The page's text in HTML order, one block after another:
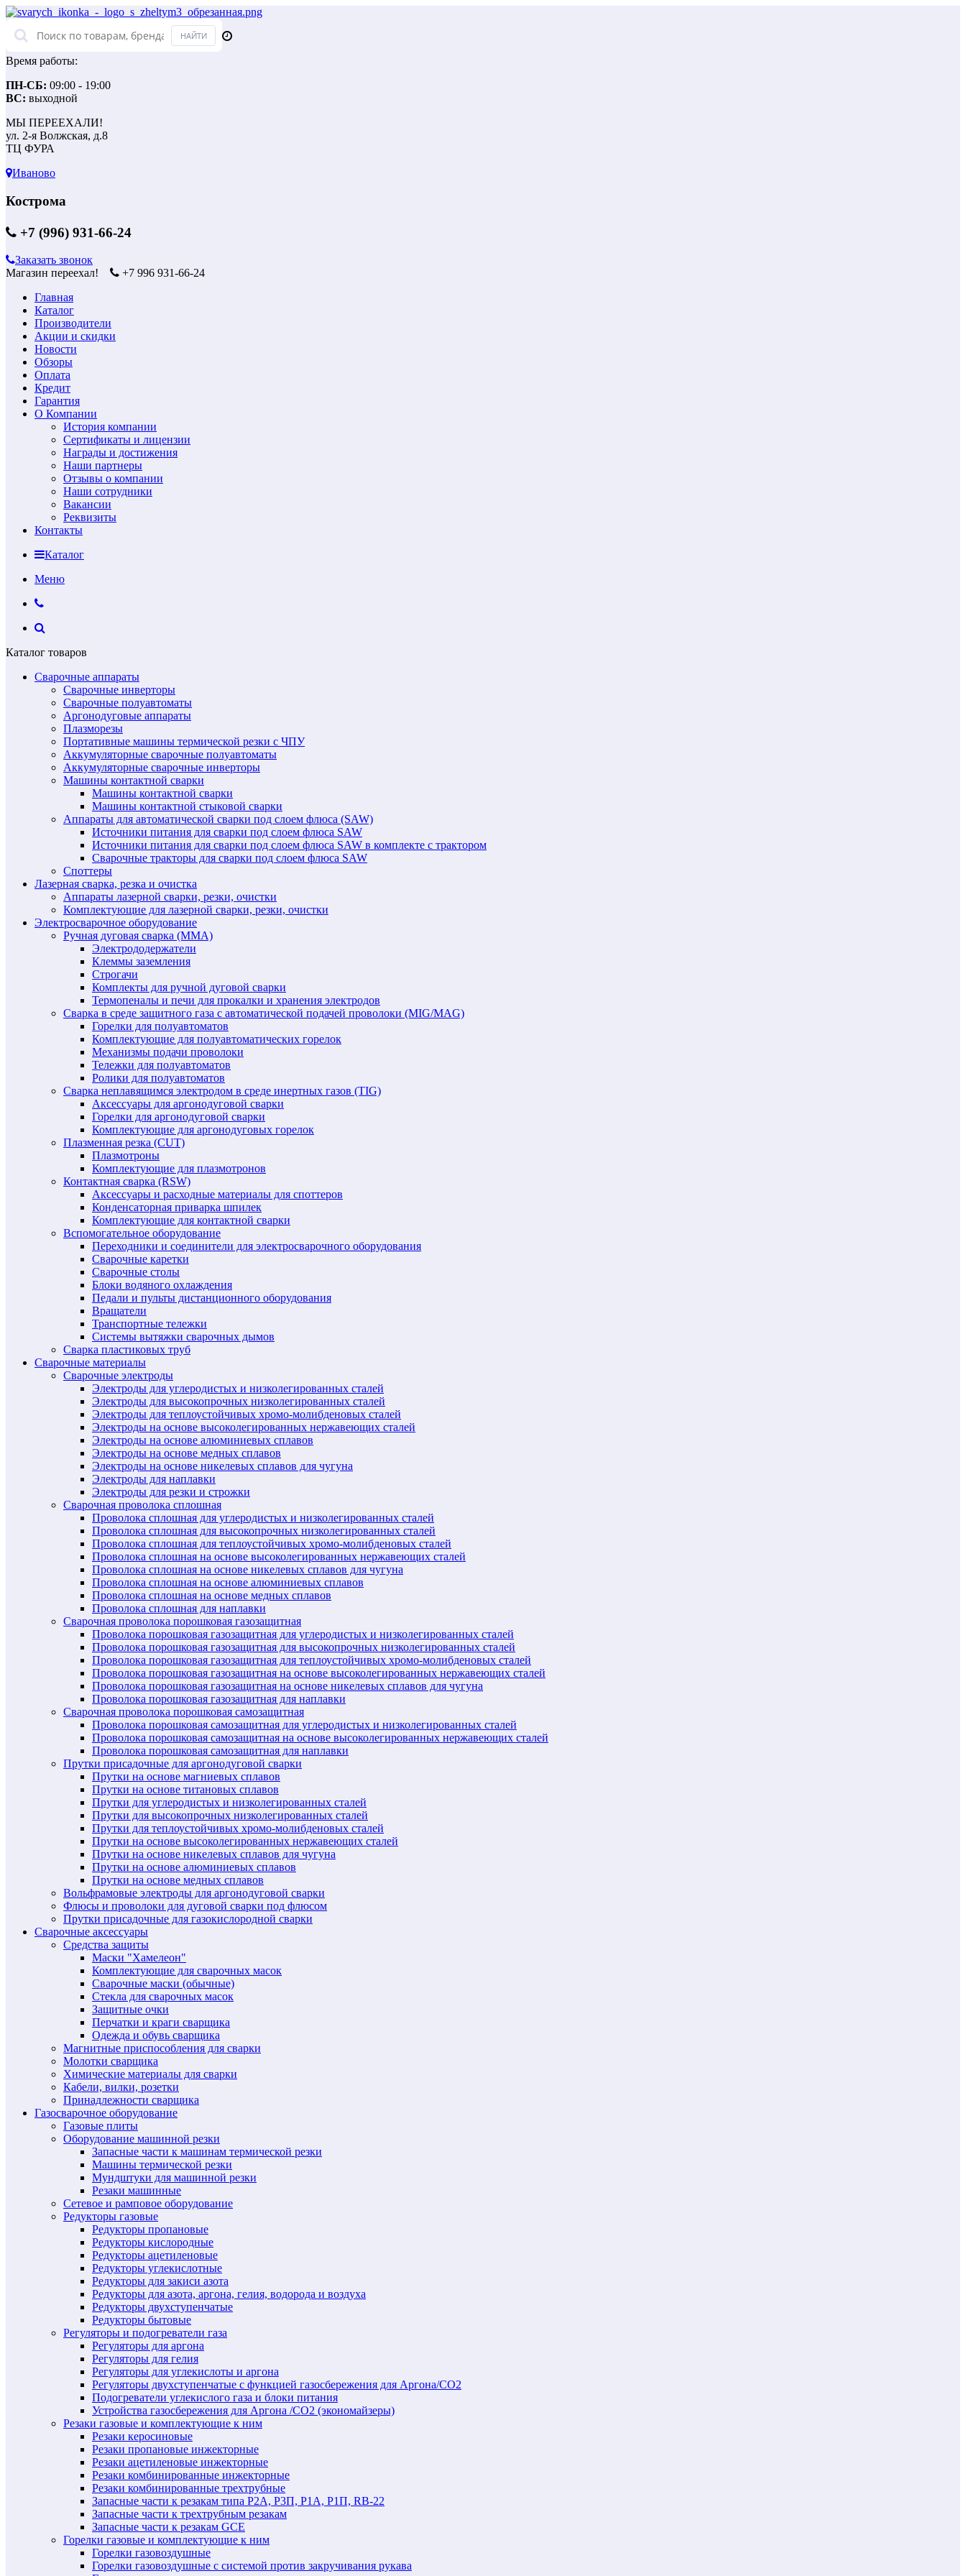
Время работы:
ПН-СБ: 09:00 - 19:00
ВС: выходной
МЫ ПЕРЕЕХАЛИ!
ул. 2-я Волжская, д.8
ТЦ ФУРА
Иваново
Кострома
+7 (996) 931-66-24
Заказать звонок
Магазин переехал!
+7 996 931-66-24
Главная
Каталог
Производители
Акции и скидки
Новости
Обзоры
Оплата
Кредит
Гарантия
О Компании
История компании
Сертификаты и лицензии
Награды и достижения
Наши партнеры
Отзывы о компании
Наши сотрудники
Вакансии
Реквизиты
Контакты
Каталог
Меню
Каталог товаров
Сварочные аппараты
Сварочные инверторы
Сварочные полуавтоматы
Аргонодуговые аппараты
Плазморезы
Портативные машины термической резки с ЧПУ
Аккумуляторные сварочные полуавтоматы
Аккумуляторные сварочные инверторы
Машины контактной сварки
Машины контактной сварки
Машины контактной стыковой сварки
Аппараты для автоматической сварки под слоем флюса (SAW)
Источники питания для сварки под слоем флюса SAW
Источники питания для сварки под слоем флюса SAW в комплекте с трактором
Сварочные тракторы для сварки под слоем флюса SAW
Споттеры
Лазерная сварка, резка и очистка
Аппараты лазерной сварки, резки, очистки
Комплектующие для лазерной сварки, резки, очистки
Электросварочное оборудование
Ручная дуговая сварка (MMA)
Электрододержатели
Клеммы заземления
Строгачи
Комплекты для ручной дуговой сварки
Термопеналы и печи для прокалки и хранения электродов
Сварка в среде защитного газа с автоматической подачей проволоки (MIG/MAG)
Горелки для полуавтоматов
Комплектующие для полуавтоматических горелок
Механизмы подачи проволоки
Тележки для полуавтоматов
Ролики для полуавтоматов
Сварка неплавящимся электродом в среде инертных газов (TIG)
Аксессуары для аргонодуговой сварки
Горелки для аргонодуговой сварки
Комплектующие для аргонодуговых горелок
Плазменная резка (CUT)
Плазмотроны
Комплектующие для плазмотронов
Контактная сварка (RSW)
Аксессуары и расходные материалы для споттеров
Конденсаторная приварка шпилек
Комплектующие для контактной сварки
Вспомогательное оборудование
Переходники и соединители для электросварочного оборудования
Сварочные каретки
Сварочные столы
Блоки водяного охлаждения
Педали и пульты дистанционного оборудования
Вращатели
Транспортные тележки
Системы вытяжки сварочных дымов
Сварка пластиковых труб
Сварочные материалы
Сварочные электроды
Электроды для углеродистых и низколегированных сталей
Электроды для высокопрочных низколегированных сталей
Электроды для теплоустойчивых хромо-молибденовых сталей
Электроды на основе высоколегированных нержавеющих сталей
Электроды на основе алюминиевых сплавов
Электроды на основе медных сплавов
Электроды на основе никелевых сплавов для чугуна
Электроды для наплавки
Электроды для резки и строжки
Сварочная проволока сплошная
Проволока сплошная для углеродистых и низколегированных сталей
Проволока сплошная для высокопрочных низколегированных сталей
Проволока сплошная для теплоустойчивых хромо-молибденовых сталей
Проволока сплошная на основе высоколегированных нержавеющих сталей
Проволока сплошная на основе никелевых сплавов для чугуна
Проволока сплошная на основе алюминиевых сплавов
Проволока сплошная на основе медных сплавов
Проволока сплошная для наплавки
Сварочная проволока порошковая газозащитная
Проволока порошковая газозащитная для углеродистых и низколегированных сталей
Проволока порошковая газозащитная для высокопрочных низколегированных сталей
Проволока порошковая газозащитная для теплоустойчивых хромо-молибденовых сталей
Проволока порошковая газозащитная на основе высоколегированных нержавеющих сталей
Проволока порошковая газозащитная на основе никелевых сплавов для чугуна
Проволока порошковая газозащитная для наплавки
Сварочная проволока порошковая самозащитная
Проволока порошковая самозащитная для углеродистых и низколегированных сталей
Проволока порошковая самозащитная на основе высоколегированных нержавеющих сталей
Проволока порошковая самозащитная для наплавки
Прутки присадочные для аргонодуговой сварки
Прутки на основе магниевых сплавов
Прутки на основе титановых сплавов
Прутки для углеродистых и низколегированных сталей
Прутки для высокопрочных низколегированных сталей
Прутки для теплоустойчивых хромо-молибденовых сталей
Прутки на основе высоколегированных нержавеющих сталей
Прутки на основе никелевых сплавов для чугуна
Прутки на основе алюминиевых сплавов
Прутки на основе медных сплавов
Вольфрамовые электроды для аргонодуговой сварки
Флюсы и проволоки для дуговой сварки под флюсом
Прутки присадочные для газокислородной сварки
Сварочные аксессуары
Средства защиты
Маски "Хамелеон"
Комплектующие для сварочных масок
Сварочные маски (обычные)
Стекла для сварочных масок
Защитные очки
Перчатки и краги сварщика
Одежда и обувь сварщика
Магнитные приспособления для сварки
Молотки сварщика
Химические материалы для сварки
Кабели, вилки, розетки
Принадлежности сварщика
Газосварочное оборудование
Газовые плиты
Оборудование машинной резки
Запасные части к машинам термической резки
Машины термической резки
Мундштуки для машинной резки
Резаки машинные
Сетевое и рамповое оборудование
Редукторы газовые
Редукторы пропановые
Редукторы кислородные
Редукторы ацетиленовые
Редукторы углекислотные
Редукторы для закиси азота
Редукторы для азота, аргона, гелия, водорода и воздуха
Редукторы двухступенчатые
Редукторы бытовые
Регуляторы и подогреватели газа
Регуляторы для аргона
Регуляторы для гелия
Регуляторы для углекислоты и аргона
Регуляторы двухступенчатые c функцией газосбережения для Аргона/СО2
Подогреватели углекислого газа и блоки питания
Устройства газосбережения для Аргона /СО2 (экономайзеры)
Резаки газовые и комплектующие к ним
Резаки керосиновые
Резаки пропановые инжекторные
Резаки ацетиленовые инжекторные
Резаки комбинированные инжекторные
Резаки комбинированные трехтрубные
Запасные части к резакам типа Р2А, Р3П, Р1А, Р1П, RB-22
Запасные части к трехтрубным резакам
Запасные части к резакам GCE
Горелки газовые и комплектующие к ним
Горелки газовоздушные
Горелки газовоздушные с системой против закручивания рукава